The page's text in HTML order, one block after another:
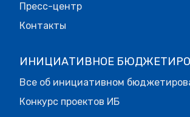
Пресс-центр
Контакты
ИНИЦИАТИВНОЕ
Все об инициативном
Конкурс проектов ИБ